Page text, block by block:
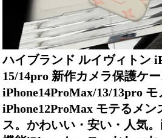
ハイブランド ルイヴィトン
15/14pro 新作カメラ保護ケー
iPhone14ProMax/13/13pro モ
iPhone12ProMax モテるメン
ス。かわいい・安い・人気